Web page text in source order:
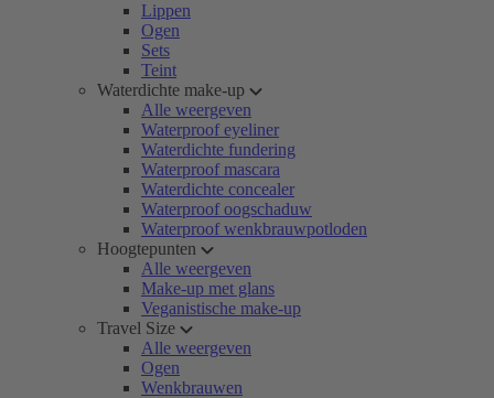
Lippen
Ogen
Sets
Teint
Waterdichte make-up
Alle weergeven
Waterproof eyeliner
Waterdichte fundering
Waterproof mascara
Waterdichte concealer
Waterproof oogschaduw
Waterproof wenkbrauwpotloden
Hoogtepunten
Alle weergeven
Make-up met glans
Veganistische make-up
Travel Size
Alle weergeven
Ogen
Wenkbrauwen